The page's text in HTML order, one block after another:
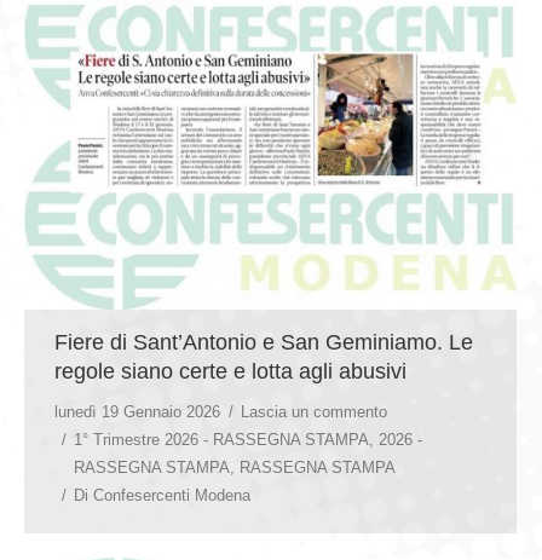
Fiere di Sant’Antonio e San Geminiamo. Le
regole siano certe e lotta agli abusivi
lunedì 19 Gennaio 2026
Lascia un commento
1° Trimestre 2026 - RASSEGNA STAMPA, 2026 -
RASSEGNA STAMPA, RASSEGNA STAMPA
Di Confesercenti Modena